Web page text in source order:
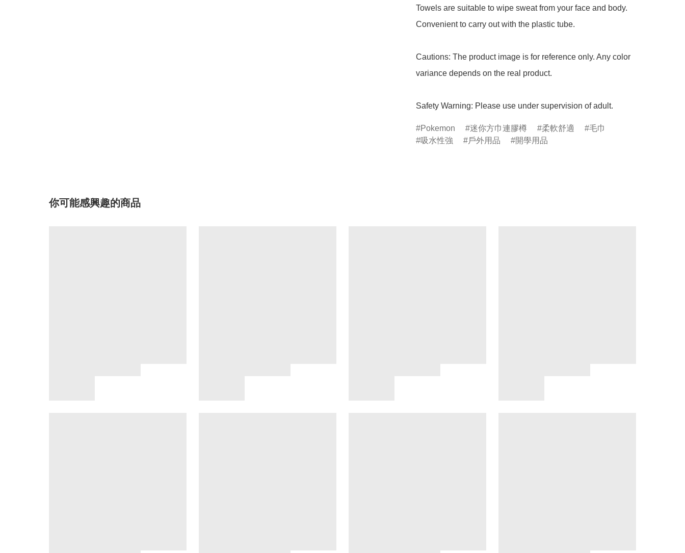
Towels are suitable to wipe sweat from your face and body.
Convenient to carry out with the plastic tube.
Cautions: The product image is for reference only. Any color
variance depends on the real product.
Safety Warning: Please use under supervision of adult.
Pokemon 迷你方巾連膠樽 柔軟舒適
毛巾
吸水性強
戶外用品 開學用品
你可能感興趣的商品